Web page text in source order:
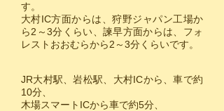
す。
大村IC方面からは、狩野ジャパン工場か
ら2～3分くらい、諫早方面からは、フォ
レストおおむらから2～3分くらいです。
JR大村駅、岩松駅、大村ICから、車で約
10分、
木場スマートICから車で約5分、